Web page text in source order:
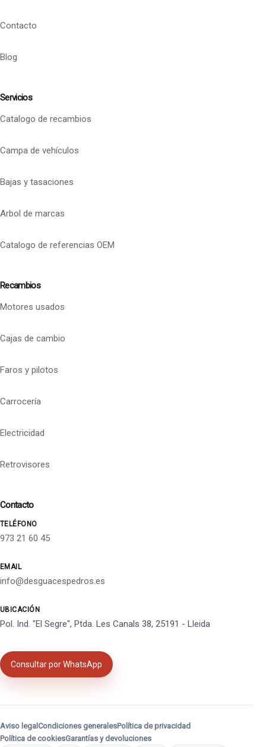
Contacto
Blog
Servicios
Catalogo de recambios
Campa de vehículos
Bajas y tasaciones
Arbol de marcas
Catalogo de referencias OEM
Recambios
Motores usados
Cajas de cambio
Faros y pilotos
Carrocería
Electricidad
Retrovisores
Contacto
TELÉFONO
973 21 60 45
EMAIL
info@desguacespedros.es
UBICACIÓN
Pol. Ind. "El Segre", Ptda. Les Canals 38, 25191 - Lleida
Consultar por WhatsApp
Aviso legal Condiciones generalesPolítica de privacidad
Política de cookiesGarantías y devoluciones